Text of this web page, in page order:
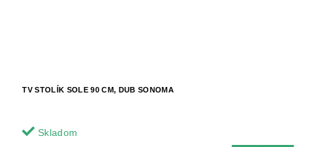
TV STOLÍK SOLE 90 CM, DUB SONOMA
Skladom